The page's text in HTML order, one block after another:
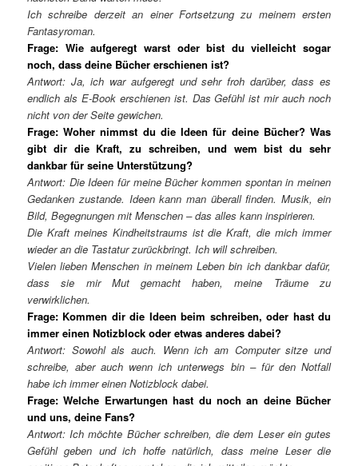
Ich schreibe derzeit an einer Fortsetzung zu meinem ersten
Fantasyroman.
Frage: Wie aufgeregt warst oder bist du vielleicht sogar
noch, dass deine Bücher erschienen ist?
Antwort: Ja, ich war aufgeregt und sehr froh darüber, dass es
endlich als E-Book erschienen ist. Das Gefühl ist mir auch noch
nicht von der Seite gewichen.
Frage: Woher nimmst du die Ideen für deine Bücher? Was
gibt dir die Kraft, zu schreiben, und wem bist du sehr
dankbar für seine Unterstützung?
Antwort: Die Ideen für meine Bücher kommen spontan in meinen
Gedanken zustande. Ideen kann man überall finden. Musik, ein
Bild, Begegnungen mit Menschen–das alles kann inspirieren.
Die Kraft meines Kindheitstraums ist die Kraft, die mich immer
wieder an die Tastatur zurückbringt. Ich will schreiben.
Vielen lieben Menschen in meinem Leben bin ich dankbar dafür,
dass sie mir Mut gemacht haben, meine Träume zu
verwirklichen.
Frage: Kommen dir die Ideen beim schreiben, oder hast du
immer einen Notizblock oder etwas anderes dabei?
Antwort: Sowohl als auch. Wenn ich am Computer sitze und
schreibe, aber auch wenn ich unterwegs bin –für den Notfall
habe ich immer einen Notizblock dabei.
Frage: Welche Erwartungen hast du noch an deine Bücher
und uns, deine Fans?
Antwort: Ich möchte Bücher schreiben, die dem Leser ein gutes
Gefühl geben und ich hoffe natürlich, dass meine Leser die